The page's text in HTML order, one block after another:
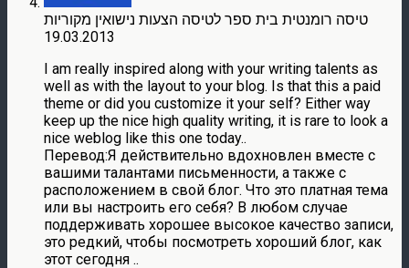
טיסה רומנטית בית ספר לטיסה הצעות נישואין מקוריות
19.03.2013
I am really inspired along with your writing talents as
well as with the layout to your blog. Is that this a paid
theme or did you customize it your self? Either way
keep up the nice high quality writing, it is rare to look a
nice weblog like this one today..
Перевод:Я действительно вдохновлен вместе с
вашими талантами письменности, а также с
расположением в свой блог. Что это платная тема
или вы настроить его себя? В любом случае
поддерживать хорошее высокое качество записи,
это редкий, чтобы посмотреть хороший блог, как
этот сегодня ..